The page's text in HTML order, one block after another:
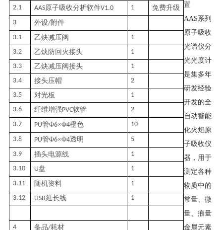
2.1
AAS原子吸收分析软件V1.0 1
免费升级
3
外设/附件
3.1
乙炔减压阀
1
3.2
乙炔防回火接头
1
3.3
乙炔减压阀接头
1
3.4
接头压帽
2
3.5
对光板
1
3.6
纤维增强PVC软管
2
3.7
PU管Φ6×Φ4橙色
10
3.8
PU管Φ6×Φ4透明
5
3.9
插头电源线
1
3.10
U盘
1
3.11
随机资料
1
3.12
USB延长线 1
4 备品/耗材
置
AAS系列
原子吸收
光谱仪分
光光度计
是集多年
研发经验
开发的全
自动智能
化火焰原
子吸收仪
器，用于
测定各种
物质中的
常量、微
量、痕量
金属元素